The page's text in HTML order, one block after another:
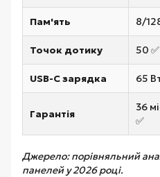
Пам'ять 8/
Точок дотику 50 ✅
USB-C зарядка 65
Гарантія
36
✅
Джерело: порівняльний
панелей у 2026 році.